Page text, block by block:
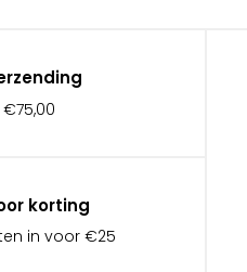
korting
in voor €25